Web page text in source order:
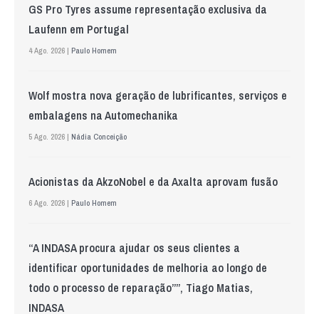
GS Pro Tyres assume representação exclusiva da
Laufenn em Portugal
4 Ago. 2026 | Paulo Homem
Wolf mostra nova geração de lubrificantes, serviços e
embalagens na Automechanika
5 Ago. 2026 | Nádia Conceição
Acionistas da AkzoNobel e da Axalta aprovam fusão
6 Ago. 2026 | Paulo Homem
“A INDASA procura ajudar os seus clientes a
identificar oportunidades de melhoria ao longo de
todo o processo de reparação””, Tiago Matias,
INDASA